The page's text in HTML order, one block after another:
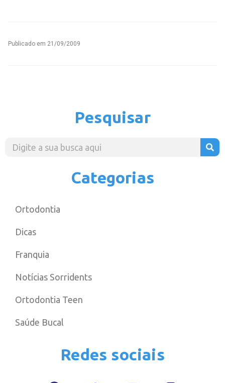
Publicado em 21/09/2009
Pesquisar
Categorias
Ortodontia
Dicas
Franquia
Notícias Sorridents
Ortodontia Teen
Saúde Bucal
Redes sociais